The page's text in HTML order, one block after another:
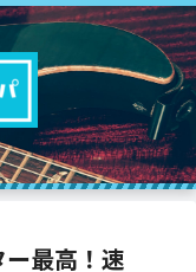
最高！速